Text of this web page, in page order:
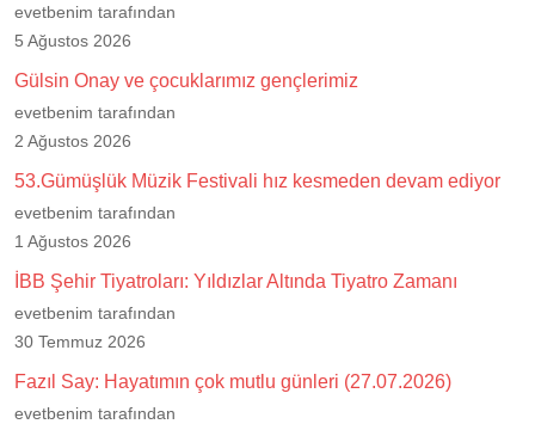
evetbenim tarafından
5 Ağustos 2026
Gülsin Onay ve çocuklarımız gençlerimiz
evetbenim tarafından
2 Ağustos 2026
53.Gümüşlük Müzik Festivali hız kesmeden devam ediyor
evetbenim tarafından
1 Ağustos 2026
İBB Şehir Tiyatroları: Yıldızlar Altında Tiyatro Zamanı
evetbenim tarafından
30 Temmuz 2026
Fazıl Say: Hayatımın çok mutlu günleri (27.07.2026)
evetbenim tarafından